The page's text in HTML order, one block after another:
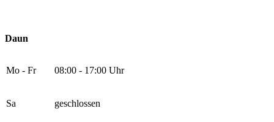
Daun
Mo - Fr 08:00 - 17:00 Uhr
Sa geschlossen